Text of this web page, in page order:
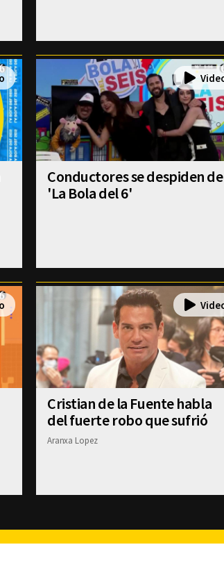
Conductores se despiden de
'La Bola del 6'
Cristian de la Fuente habla
del fuerte robo que sufrió
Aranxa Lopez